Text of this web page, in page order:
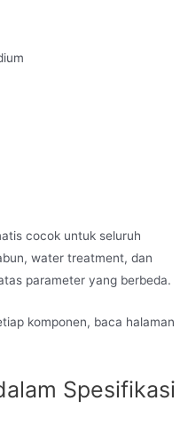
cocok untuk seluruh
water treatment, dan
parameter yang berbeda.
komponen, baca halaman
Spesifikasi